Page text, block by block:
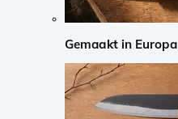
Gemaakt in Europa